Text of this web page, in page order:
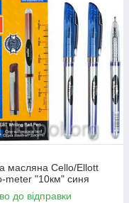
масляна Cello/Ellott
meter "10км" синя
до відправки